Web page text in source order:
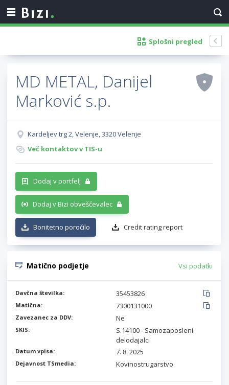
Splošni pregled
MD METAL, Danijel
Marković s.p.
Kardeljev trg 2, Velenje, 3320 Velenje
Več kontaktov v TIS-u
Dodaj v portfelj
Dodaj v Bizi obveščevalec
Bonitetno poročilo Credit rating report
Matično podjetje Vsi podatki
Davčna številka: 35453826
Matična: 7300131000
Zavezanec za DDV: Ne
SKIS:
S.14100 - Samozaposleni
delodajalci
Datum vpisa: 7. 8. 2025
Dejavnost TSmedia: Kovinostrugarstvo